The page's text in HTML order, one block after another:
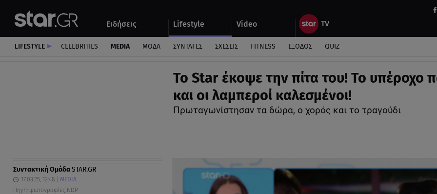
Ειδήσεις Lifestyle Video
Αυτοκίνητο
LIFESTYLE CELEBRITIES MEDIA ΜΟΔΑ ΣΥΝΤΑΓΕΣ ΣΧΕΣΕΙΣ FITNESS ΕΞΟΔΟΣ QUIZ
Το Star έκοψε την πίτα του! Το υπέροχο
και οι λαμπεροί καλεσμένοι!
Πρωταγωνίστησαν τα δώρα, ο χορός και το τραγούδι
Συντακτική ΟμάδαSTAR.GR
17.03.25, 12:48
MEDIA
Πηγή: φωτογραφίες NDP